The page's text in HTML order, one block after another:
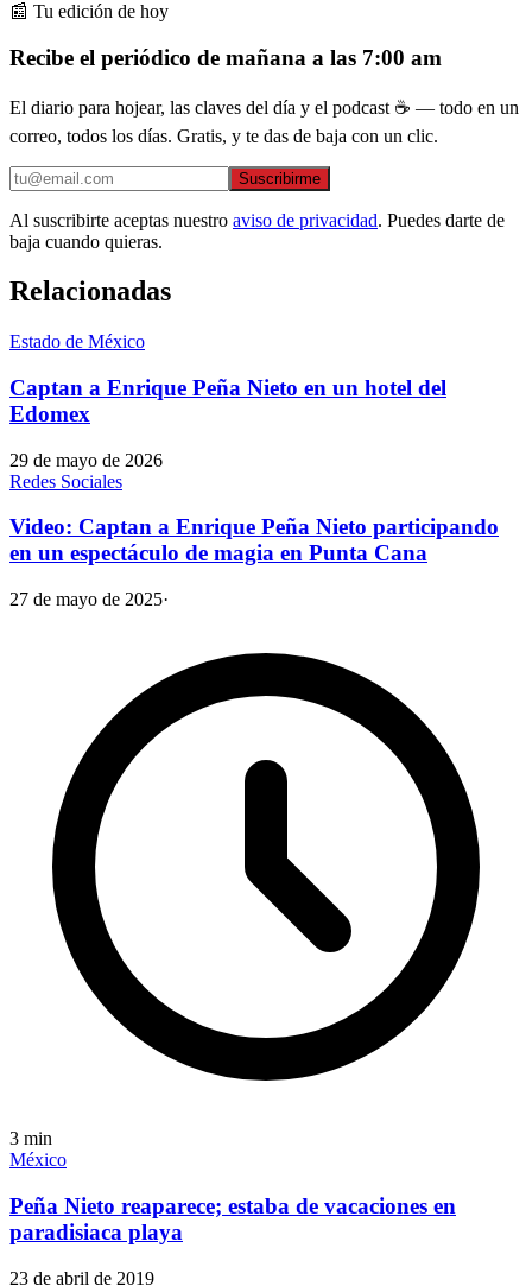
📰 Tu edición de hoy
Recibe el periódico de mañana a las 7:00 am
El diario para hojear, las claves del día y el podcast ☕ — todo en un
correo, todos los días. Gratis, y te das de baja con un clic.
Suscribirme
Al suscribirte aceptas nuestro aviso de privacidad. Puedes darte de
baja cuando quieras.
Relacionadas
Estado de México
Captan a Enrique Peña Nieto en un hotel del
Edomex
29 de mayo de 2026
Redes Sociales
Video: Captan a Enrique Peña Nieto participando
en un espectáculo de magia en Punta Cana
27 de mayo de 2025·
3 min
México
Peña Nieto reaparece; estaba de vacaciones en
paradisiaca playa
23 de abril de 2019